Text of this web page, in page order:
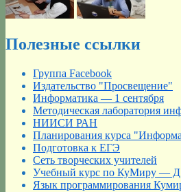
Полезные ссылки
Группа Facebook
Издательство "Просвещение"
Информатика — 1 сентября
Методическая лаборатория
НИИСИ РАН
Планирования курса
Подготовка к ЕГЭ
Сеть творческих учителей
Учебный курс по КуМиру —
Язык программирования